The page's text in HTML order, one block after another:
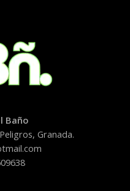
Baño
Granada.